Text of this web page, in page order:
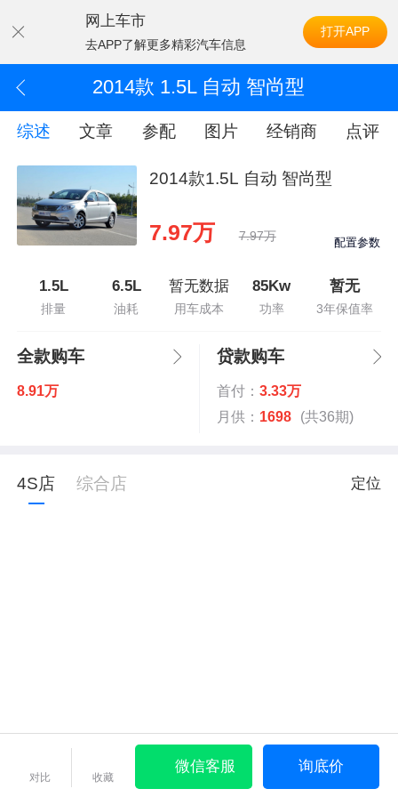
网上车市
去APP了解更多精彩汽车信息
打开APP
2014款 1.5L 自动 智尚型
综述 文章 参配 图片 经销商 点评
2014款1.5L 自动 智尚型
7.97万 7.97万 配置参数
1.5L
排量
6.5L
油耗
暂无数据
用车成本
85Kw
功率
暂无
3年保值率
全款购车
8.91万
贷款购车
首付： 3.33万
月供： 1698 (共36期)
4S店 综合店 定位
对比 收藏
微信客服 询底价